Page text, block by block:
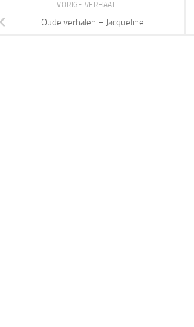
VORIGE VERHAAL
Oude verhalen – Jacqueline